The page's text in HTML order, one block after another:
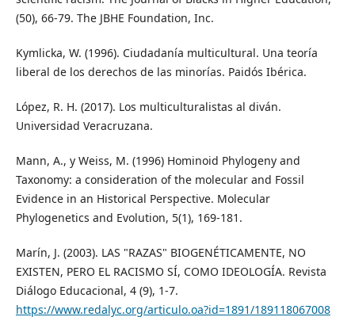
(50), 66-79. The JBHE Foundation, Inc.
Kymlicka, W. (1996). Ciudadanía multicultural. Una teoría
liberal de los derechos de las minorías. Paidós Ibérica.
López, R. H. (2017). Los multiculturalistas al diván.
Universidad Veracruzana.
Mann, A., y Weiss, M. (1996) Hominoid Phylogeny and
Taxonomy: a consideration of the molecular and Fossil
Evidence in an Historical Perspective. Molecular
Phylogenetics and Evolution, 5(1), 169-181.
Marín, J. (2003). LAS "RAZAS" BIOGENÉTICAMENTE, NO
EXISTEN, PERO EL RACISMO SÍ, COMO IDEOLOGÍA. Revista
Diálogo Educacional, 4 (9), 1-7.
https://www.redalyc.org/articulo.oa?id=1891/189118067008